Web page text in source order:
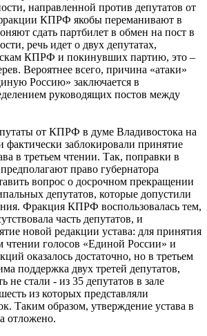
направленной против депутатов от
КПРФ якобы переманивают в
сдать партбилет в обмен на пост в
речь идет о двух депутатах,
КПРФ и покинувших партию, это –
Вероятнее всего, причина «атаки»
Россию» заключается в
руководящих постов между
от КПРФ в думе Владивостока на
фактически заблокировали принятие
в третьем чтении. Так, поправки в
право губернатора
вопрос о досрочном прекращении
депутатов, которые допустили
Фракция КПРФ воспользовалась тем,
часть депутатов, и
новой редакции устава: для принятия
чтении голосов «Единой России» и
оказалось достаточно, но в третьем
поддержка двух третей депутатов,
не стали - из 35 депутатов в зале
из которых представляли
Таким образом, утверждение устава в
отложено.